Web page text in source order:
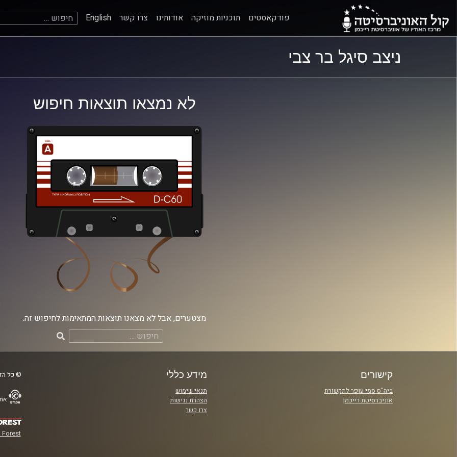
פודקאסטים תוכניות מוזיקה אודותינו צרו קשר English חיפוש:
ניצב סיגל בר צבי
לא נמצאו תוצאות חיפוש
מצטערים, אבל לא מצאנו תוצאות המתאימות לחיפוש זה.
חיפוש:
קישורים
ביה"ס סמי עופר לתקשורת
אוניברסיטת רייכמן
מידע כללי
תנאי שימוש
הצהרת נגישות
צרו קשר
© כל
Forest